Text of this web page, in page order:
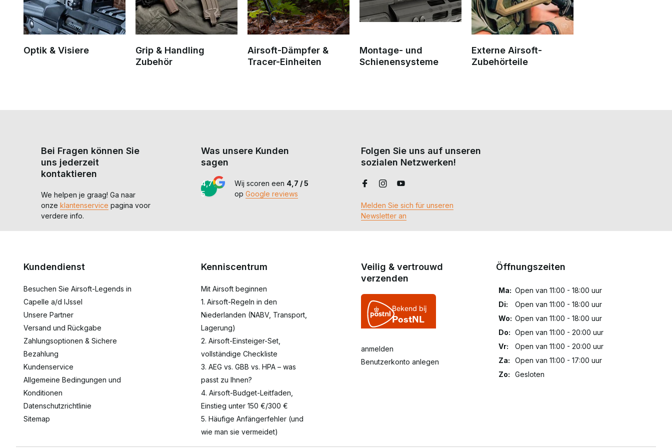
Optik & Visiere
Grip & Handling
Zubehör
Airsoft-Dämpfer &
Tracer-Einheiten
Montage- und
Schienensysteme
Externe Airsoft-
Zubehörteile
Bei Fragen können Sie
uns jederzeit
kontaktieren
We helpen je graag! Ga naar
onze klantenservice pagina voor
verdere info.
Was unsere Kunden
sagen
4,7 /
5
Wij scoren een 4,7 / 5
op Google reviews
Folgen Sie uns auf unseren
sozialen Netzwerken!
Melden Sie sich für unseren
Newsletter an
Kundendienst
Besuchen Sie Airsoft-Legends in
Capelle a/d IJssel
Unsere Partner
Versand und Rückgabe
Zahlungsoptionen & Sichere
Bezahlung
Kundenservice
Allgemeine Bedingungen und
Konditionen
Datenschutzrichtlinie
Sitemap
Kenniscentrum
Mit Airsoft beginnen
1. Airsoft-Regeln in den
Niederlanden (NABV, Transport,
Lagerung)
2. Airsoft-Einsteiger-Set,
vollständige Checkliste
3. AEG vs. GBB vs. HPA – was
passt zu Ihnen?
4. Airsoft-Budget-Leitfaden,
Einstieg unter 150 €/300 €
5. Häufige Anfängerfehler (und
wie man sie vermeidet)
Veilig & vertrouwd
verzenden
anmelden
Benutzerkonto anlegen
Öffnungszeiten
Ma: Open van 11:00 - 18:00 uur
Di:
Open van 11:00 - 18:00 uur
Wo: Open van 11:00 - 18:00 uur
Do: Open van 11:00 - 20:00 uur
Vr:
Open van 11:00 - 20:00 uur
Za:
Open van 11:00 - 17:00 uur
Zo:
Gesloten